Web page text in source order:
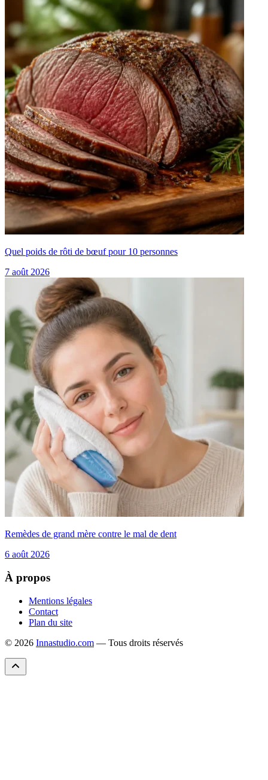
Quel poids de rôti de bœuf pour 10 personnes
7 août 2026
Remèdes de grand mère contre le mal de dent
6 août 2026
À propos
Mentions légales
Contact
Plan du site
© 2026 Innastudio.com — Tous droits réservés